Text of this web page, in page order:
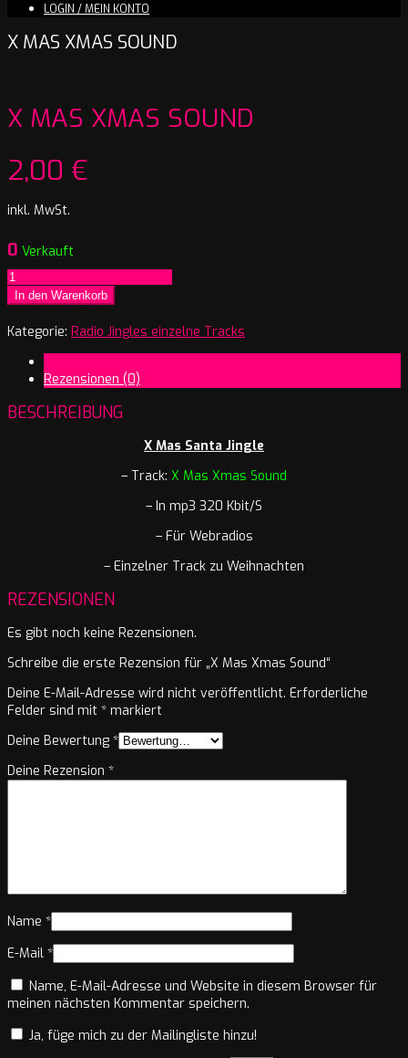
LOGIN / MEIN KONTO
X MAS XMAS SOUND
X MAS XMAS SOUND
2,00 €
inkl. MwSt.
0 Verkauft
X
Mas
Xmas
Sound
In den Warenkorb
Kategorie: Radio Jingles einzelne Tracks
Rezensionen (0)
BESCHREIBUNG
X Mas Santa Jingle
– Track: X Mas Xmas Sound
– In mp3 320 Kbit/S
– Für Webradios
– Einzelner Track zu Weihnachten
REZENSIONEN
Es gibt noch keine Rezensionen.
Schreibe die erste Rezension für „X Mas Xmas Sound“
Deine E-Mail-Adresse wird nicht veröffentlicht. Erforderliche
Felder sind mit * markiert
Deine Bewertung *
Deine Rezension *
Name *
E-Mail *
Name, E-Mail-Adresse und Website in diesem Browser für
meinen nächsten Kommentar speichern.
Ja, füge mich zu der Mailingliste hinzu!